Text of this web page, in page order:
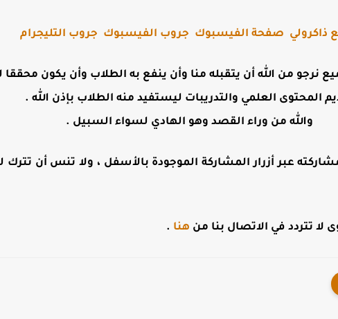
ذاكرولي صفحة الفيسبوك جروب الفيسبوك جروب التليجرام
نرجو من الله أن يتقبله منا وأن ينفع به الطلاب وأن يكون
المحتوى العلمي والتدريبات ليستفيد منه الطلاب بإذن الله .
والله من وراء القصد وهو الهادي لسواء السبيل .
عبر أزرار المشاركة الموجودة بالأسفل ، ولا تنس أن تترك
تتردد في الاتصال بنا من هنا .